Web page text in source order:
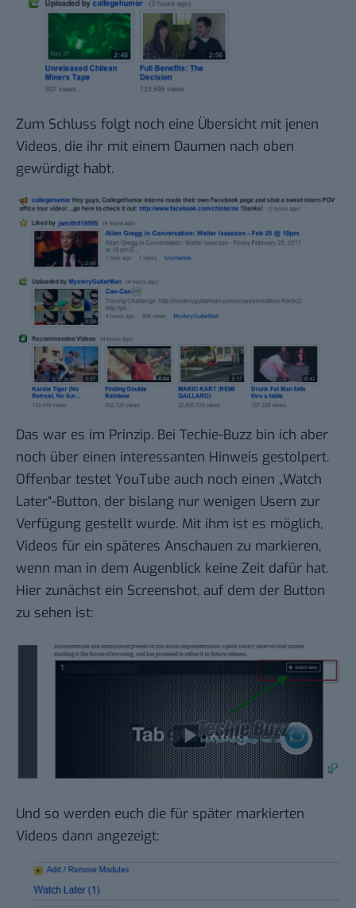
Zum Schluss folgt noch eine Übersicht mit jenen
Videos, die ihr mit einem Daumen nach oben
gewürdigt habt.
Das war es im Prinzip. Bei Techie-Buzz bin ich aber
noch über einen interessanten Hinweis gestolpert.
Offenbar testet YouTube auch noch einen „Watch
Later“-Button, der bislang nur wenigen Usern zur
Verfügung gestellt wurde. Mit ihm ist es möglich,
Videos für ein späteres Anschauen zu markieren,
wenn man in dem Augenblick keine Zeit dafür hat.
Hier zunächst ein Screenshot, auf dem der Button
zu sehen ist:
Und so werden euch die für später markierten
Videos dann angezeigt: